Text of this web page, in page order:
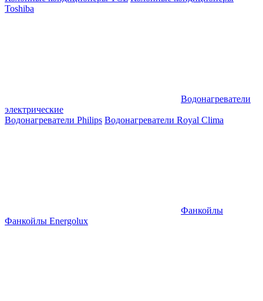
Toshiba
Водонагреватели
электрические
Водонагреватели Philips Водонагреватели Royal Clima
Фанкойлы
Фанкойлы Energolux